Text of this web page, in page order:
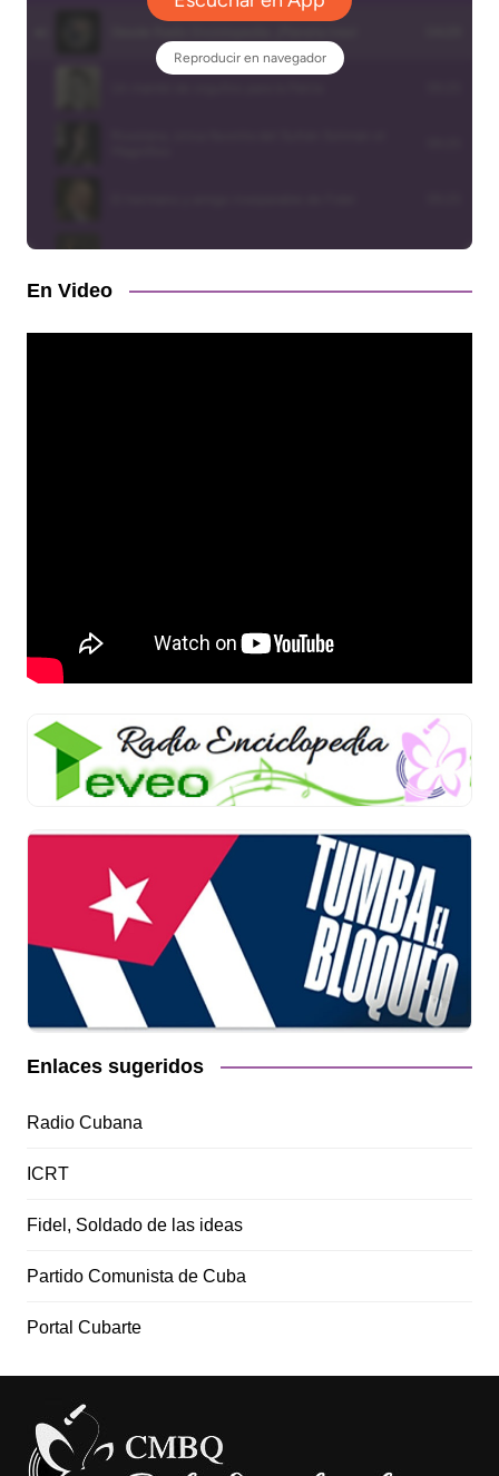
En Video
Enlaces sugeridos
Radio Cubana
ICRT
Fidel, Soldado de las ideas
Partido Comunista de Cuba
Portal Cubarte